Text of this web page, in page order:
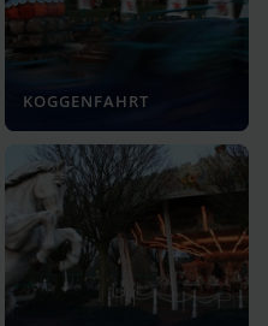
KOGGENFAHRT